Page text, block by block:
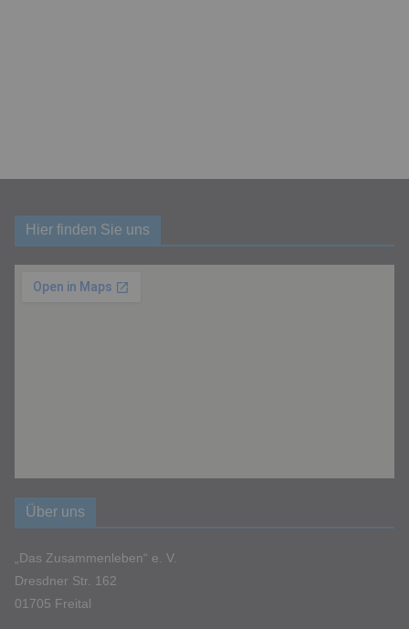
Hier finden Sie uns
Über uns
„Das Zusammenleben“ e. V.
Dresdner Str. 162
01705 Freital